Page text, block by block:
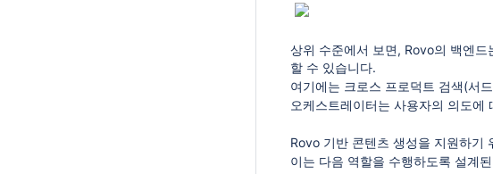
상위 수준에서 보면, Rovo의 백엔드
할 수 있습니다.
여기에는 크로스 프로덕트 검색(서
오케스트레이터는 사용자의 의도에
Rovo 기반 콘텐츠 생성을 지원하기
이는 다음 역할을 수행하도록 설계